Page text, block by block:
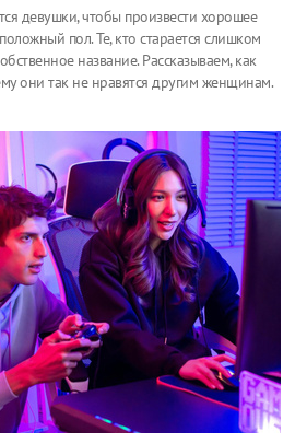
девушки, чтобы произвести хорошее
пол. Те, кто старается слишком
название. Рассказываем, как
они так не нравятся другим женщинам.